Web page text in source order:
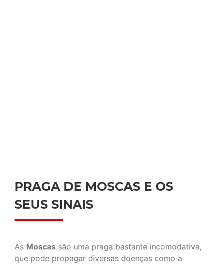
PRAGA DE MOSCAS E OS
SEUS SINAIS
As Moscas são uma praga bastante incomodativa,
que pode propagar diversas doenças como a